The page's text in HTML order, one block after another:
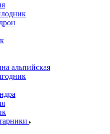
альпийская